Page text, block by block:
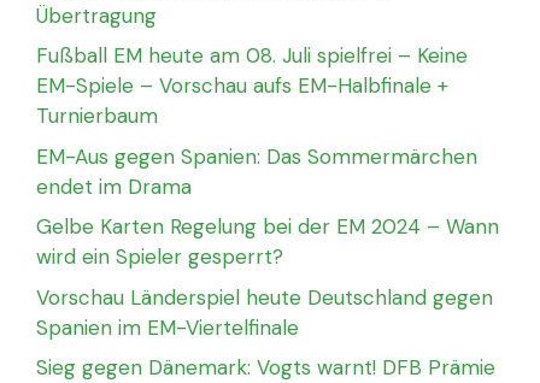
Übertragung
Fußball EM heute am 08. Juli spielfrei – Keine
EM-Spiele – Vorschau aufs EM-Halbfinale +
Turnierbaum
EM-Aus gegen Spanien: Das Sommermärchen
endet im Drama
Gelbe Karten Regelung bei der EM 2024 – Wann
wird ein Spieler gesperrt?
Vorschau Länderspiel heute Deutschland gegen
Spanien im EM-Viertelfinale
Sieg gegen Dänemark: Vogts warnt! DFB Prämie